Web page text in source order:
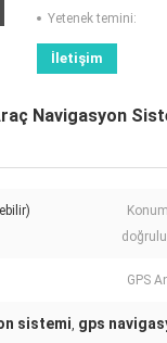
Yetenek temini:
İletişim
Navigasyon
GPS
sistemi, gps